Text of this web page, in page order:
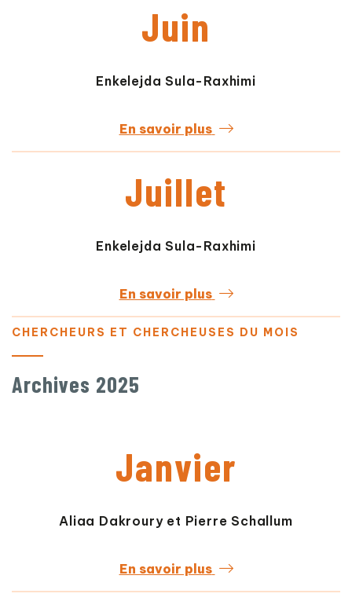
Juin
Enkelejda Sula-Raxhimi
En savoir plus
Juillet
Enkelejda Sula-Raxhimi
En savoir plus
CHERCHEURS ET CHERCHEUSES DU MOIS
Archives 2025
Janvier
Aliaa Dakroury et Pierre Schallum
En savoir plus